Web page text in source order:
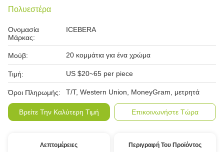
Πολυεστέρα
Ονομασία
Μάρκας:
ICEBERA
Μούβ: 20 κομμάτια για ένα χρώμα
Τιμή: US $20~65 per piece
Όροι Πληρωμής: Τ/Τ, Western Union, MoneyGram, μετρητά
Βρείτε Την Καλύτερη Τιμή Επικοινωνήστε Τώρα
Λεπτομέρειες Περιγραφή Του Προϊόντος